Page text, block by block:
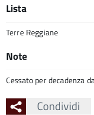
Lista
Terre Reggiane
Note
Cessato per decadenza
Condividi